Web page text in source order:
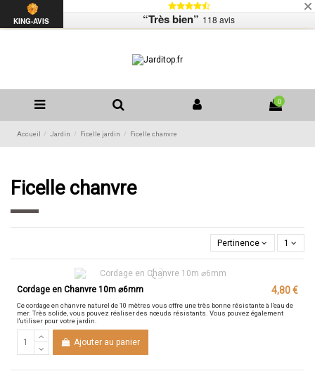
Contactez-nous
Liste de souhaits (
0
Accueil Jardin Ficelle jardin Ficelle chanvre
Ficelle chanvre
Pertinence 1
Cordage en Chanvre 10m ⌀6mm 4,80 €
Ce cordage en chanvre naturel de 10 mètres vous offre une très bonne résistante à l'eau de
mer. Très solide, vous pouvez réaliser des nœuds résistants. Vous pouvez également
l'utiliser pour votre jardin.
Ajouter au panier
KING-AVIS “Très bien” 118 avis